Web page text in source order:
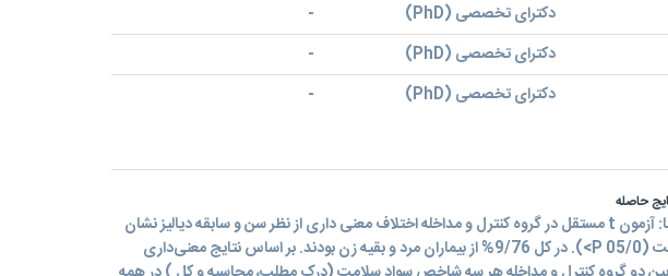
دکترای تخصصی (PhD)
-
دکترای تخصصی (PhD)
-
دکترای تخصصی (PhD) -
حاصله
یافته¬ها: آزمون t مستقل در گروه کنترل و مداخله اختلاف معنی داری از نظر سن و سابقه دیالیز نشان
نداده است (05/0 P>). در کل 9/76% از بیماران مرد و بقیه زن بودند. بر اساس نتایج معنی‌داری